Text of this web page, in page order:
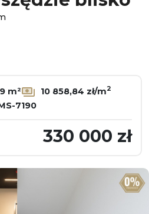
m² 10 858,84 zł/m2
7190
330 000 zł